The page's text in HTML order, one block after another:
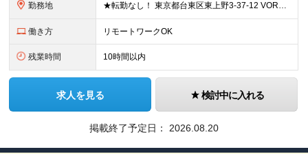
勤務地 ★転勤なし！ 東京都台東区東上野3-37-12 VORT上野plus 7F ※その他、1都3県を中心としたプロジェクト先 ※(変更の範囲)上記を除く当社関連勤務地
働き方 リモートワークOK
残業時間 10時間以内
求人を見る 検討中に入れる
掲載終了予定日： 2026.08.20